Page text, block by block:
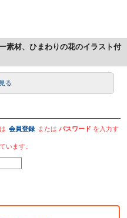
素材、ひまわりの花のイラスト付
る
会員登録 またはパスワード を入力す
います。